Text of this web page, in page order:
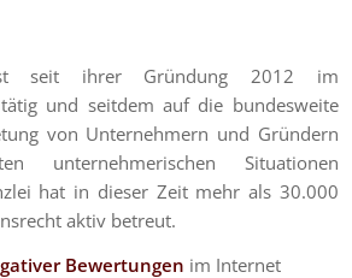
seit ihrer Gründung 2012 im
und seitdem auf die bundesweite
von Unternehmern und Gründern
unternehmerischen Situationen
hat in dieser Zeit mehr als 30.000
aktiv betreut.
Bewertungen im Internet